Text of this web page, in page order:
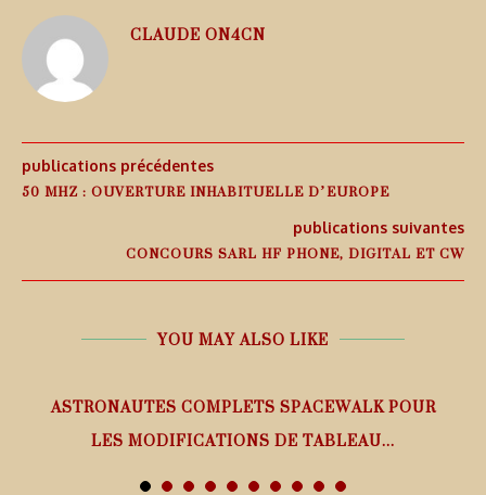
CLAUDE ON4CN
publications précédentes
50 MHZ : OUVERTURE INHABITUELLE D’EUROPE
publications suivantes
CONCOURS SARL HF PHONE, DIGITAL ET CW
YOU MAY ALSO LIKE
ASTRONAUTES COMPLETS SPACEWALK POUR
LES MODIFICATIONS DE TABLEAU...